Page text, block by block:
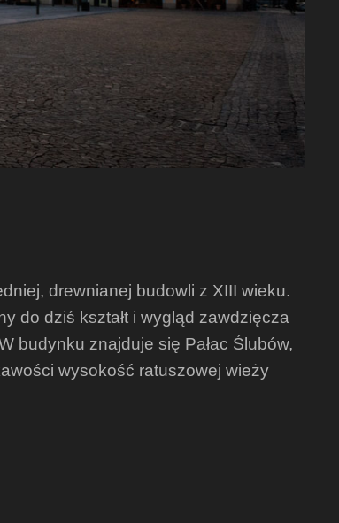
drewnianej budowli z XIII wieku.
do dziś kształt i wygląd zawdzięcza
budynku znajduje się Pałac Ślubów,
wysokość ratuszowej wieży